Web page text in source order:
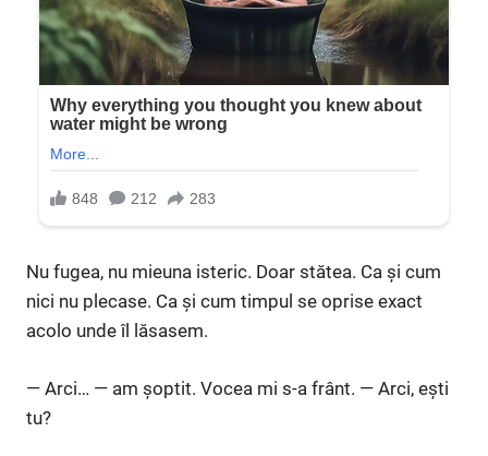
Nu fugea, nu mieuna isteric. Doar stătea. Ca și cum
nici nu plecase. Ca și cum timpul se oprise exact
acolo unde îl lăsasem.
— Arci… — am șoptit. Vocea mi s-a frânt. — Arci, ești
tu?